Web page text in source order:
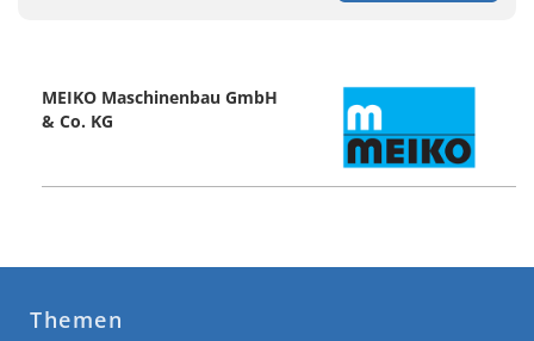
MEIKO Maschinenbau GmbH
& Co. KG
Themen